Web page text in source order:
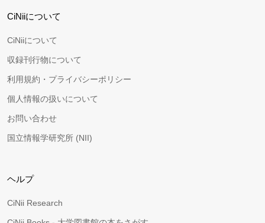
CiNiiについて
CiNiiについて
収録刊行物について
利用規約・プライバシーポリシー
個人情報の扱いについて
お問い合わせ
国立情報学研究所 (NII)
ヘルプ
CiNii Research